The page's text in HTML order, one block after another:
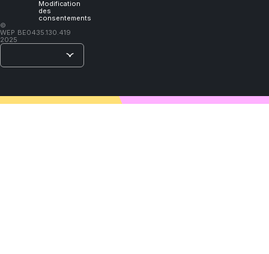
Modification
des
consentements
©
WEP
2025
BE0435.130.419
Lao